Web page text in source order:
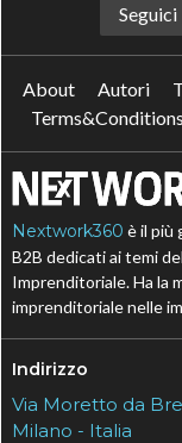
Seguici
About Autori
Nextwork360 è il più
B2B dedicati ai temi
Imprenditoriale. Ha la
imprenditoriale nelle
Indirizzo
Via Moretto da
Milano - Italia